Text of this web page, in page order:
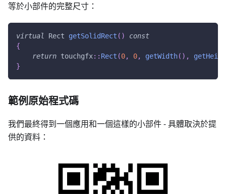
等於小部件的完整尺寸：
virtual Rect getSolidRect ( )
const
{
return touchgfx:: Rect (0, 0, getWidth( ) ,
}
範例原始程式碼
我們最終得到一個應用和一個這樣的小部件 - 具體取決於提
供的資料：